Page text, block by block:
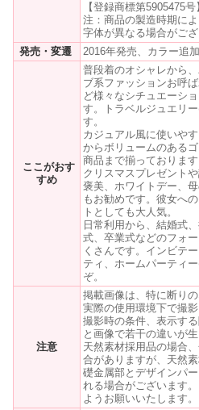
【登録商標第5905475号
注：商品の製造時期に
字体が異なる場合がござ
発売・変遷
2016年発売、カラー追加
ここがおす
すめ
普段着のオシャレから
ブ系ファッションお呼
ど様々なシチュエーシ
す。トラベルジュエリ
す。
カジュアル風に使いや
からボリュームのある
商品まで揃っております
クリスマスプレゼント
褒美、ホワイトデー、
もお勧めです。彼女へ
トとしても大人気。
日常利用から、結婚式
式、卒業式などのフォ
くさんです。インビテ
ティ、ホームパーティ
ぞ。
注意
掲載画像は、特に断り
実際の使用環境下で撮影
撮影時の条件、表示す
と画像で若干の違いが
天然素材採用品の場合
合がありますが、天然
礎金属部とデザインパ
れる場合がございます
ようお願いいたします。